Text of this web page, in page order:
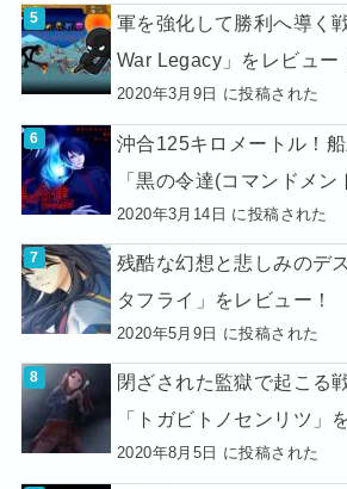
軍を強化して勝利へ導く
War Legacy」をレビュー
2020年3月9日 に投稿された
沖合125キロメートル！
「黒の令達(コマンドメン
2020年3月14日 に投稿された
残酷な幻想と悲しみのデ
タフライ」をレビュー！
2020年5月9日 に投稿された
閉ざされた監獄で起こる
「トガビトノセンリツ」
2020年8月5日 に投稿された